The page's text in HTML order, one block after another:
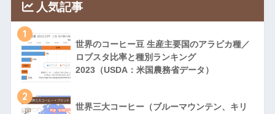
人気記事
1
世界のコーヒー豆 生産主要国のアラビカ種／
ロブスタ比率と種別ランキング
2023（USDA：米国農務省データ）
2
世界三大コーヒー（ブルーマウンテン、キリ